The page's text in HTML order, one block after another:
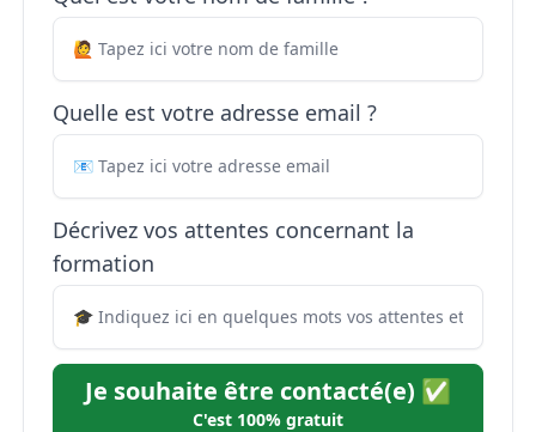
Quelle est votre adresse email ?
Décrivez vos attentes concernant la
formation
Je souhaite être contacté(e) ✅
C'est 100% gratuit